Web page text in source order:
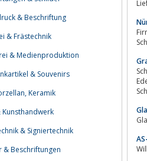
& Beschriftung
& Frästechnik
& Medienproduktion
& Souvenirs
Keramik
Kunsthandwerk
& Signiertechnik
& Beschriftungen
Firmen Schilder,